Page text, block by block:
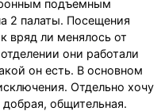
подъемным
2 палаты. Посещения
вряд ли менялось от
они работали
он есть. В основном
Отдельно хочу
общительная.